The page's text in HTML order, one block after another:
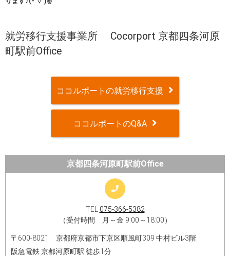
就労移行支援事業所 Cocorport 京都四条河原
町駅前Office
ココルポートの就労移行支援
ココルポートのQ&A
京都四条河原町駅前Office
TEL 075-366-5382
（受付時間 月～金 9:00～18:00）
〒600-8021 京都府京都市下京区順風町309 中村ビル3階
阪急電鉄 京都河原町駅 徒歩1分